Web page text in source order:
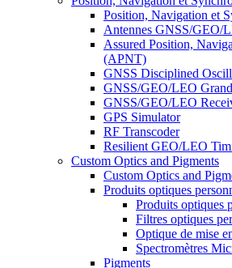
Position, Navigation et
Antennes GNSS/GEO/
Assured Position,
(APNT)
GNSS Disciplined
GNSS/GEO/LEO
GNSS/GEO/LEO
GPS Simulator
RF Transcoder
Resilient GEO/LEO
Custom Optics and Pigments
Custom Optics and
Produits optiques
Produits optiques
Filtres optiques
Optique de mise
Spectromètres
Pigments